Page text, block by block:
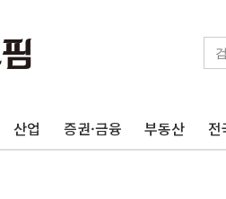
산업 증권·금융 부동산 전